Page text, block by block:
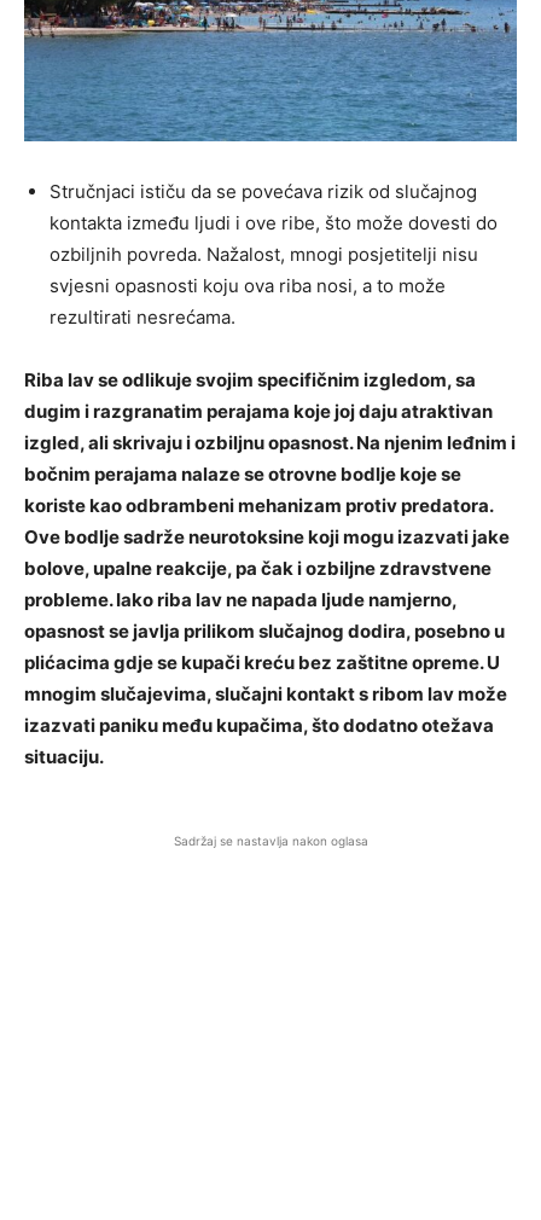
Stručnjaci ističu da se povećava rizik od slučajnog
kontakta između ljudi i ove ribe, što može dovesti do
ozbiljnih povreda. Nažalost, mnogi posjetitelji nisu
svjesni opasnosti koju ova riba nosi, a to može
rezultirati nesrećama.
Riba lav se odlikuje svojim specifičnim izgledom, sa
dugim i razgranatim perajama koje joj daju atraktivan
izgled, ali skrivaju i ozbiljnu opasnost. Na njenim leđnim i
bočnim perajama nalaze se otrovne bodlje koje se
koriste kao odbrambeni mehanizam protiv predatora.
Ove bodlje sadrže neurotoksine koji mogu izazvati jake
bolove, upalne reakcije, pa čak i ozbiljne zdravstvene
probleme. Iako riba lav ne napada ljude namjerno,
opasnost se javlja prilikom slučajnog dodira, posebno u
plićacima gdje se kupači kreću bez zaštitne opreme. U
mnogim slučajevima, slučajni kontakt s ribom lav može
izazvati paniku među kupačima, što dodatno otežava
situaciju.
Sadržaj se nastavlja nakon oglasa